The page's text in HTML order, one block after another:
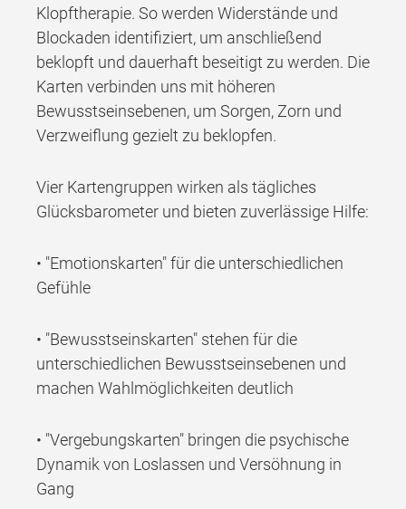
Klopftherapie. So werden Widerstände und
Blockaden identifiziert, um anschließend
beklopft und dauerhaft beseitigt zu werden. Die
Karten verbinden uns mit höheren
Bewusstseinsebenen, um Sorgen, Zorn und
Verzweiflung gezielt zu beklopfen.
Vier Kartengruppen wirken als tägliches
Glücksbarometer und bieten zuverlässige Hilfe:
• "Emotionskarten" für die unterschiedlichen
Gefühle
• "Bewusstseinskarten" stehen für die
unterschiedlichen Bewusstseinsebenen und
machen Wahlmöglichkeiten deutlich
• "Vergebungskarten" bringen die psychische
Dynamik von Loslassen und Versöhnung in
Gang